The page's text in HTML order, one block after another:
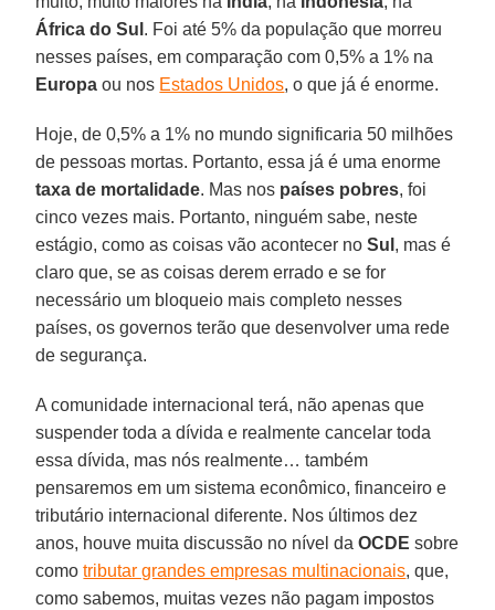
África do Sul . Foi até 5% da população que morreu
nesses países, em comparação com 0,5% a 1% na
Europa ou nos Estados Unidos, o que já é enorme.
Hoje, de 0,5% a 1% no mundo significaria 50 milhões
de pessoas mortas. Portanto, essa já é uma enorme
taxa de mortalidade. Mas nos países pobres, foi
cinco vezes mais. Portanto, ninguém sabe, neste
estágio, como as coisas vão acontecer noSul , mas é
claro que, se as coisas derem errado e se for
necessário um bloqueio mais completo nesses
países, os governos terão que desenvolver uma rede
de segurança.
A comunidade internacional terá, não apenas que
suspender toda a dívida e realmente cancelar toda
essa dívida, mas nós realmente… também
pensaremos em um sistema econômico, financeiro e
tributário internacional diferente. Nos últimos dez
anos, houve muita discussão no nível daOCDE sobre
comotributar grandes empresas multinacionais, que,
como sabemos, muitas vezes não pagam impostos